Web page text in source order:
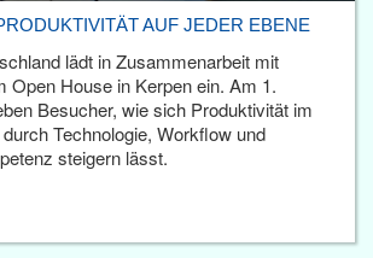
AUF JEDER EBENE
lädt in Zusammenarbeit mit
Open House in Kerpen ein. Am 1.
Besucher, wie sich Produktivität im
Technologie, Workflow und
steigern lässt.